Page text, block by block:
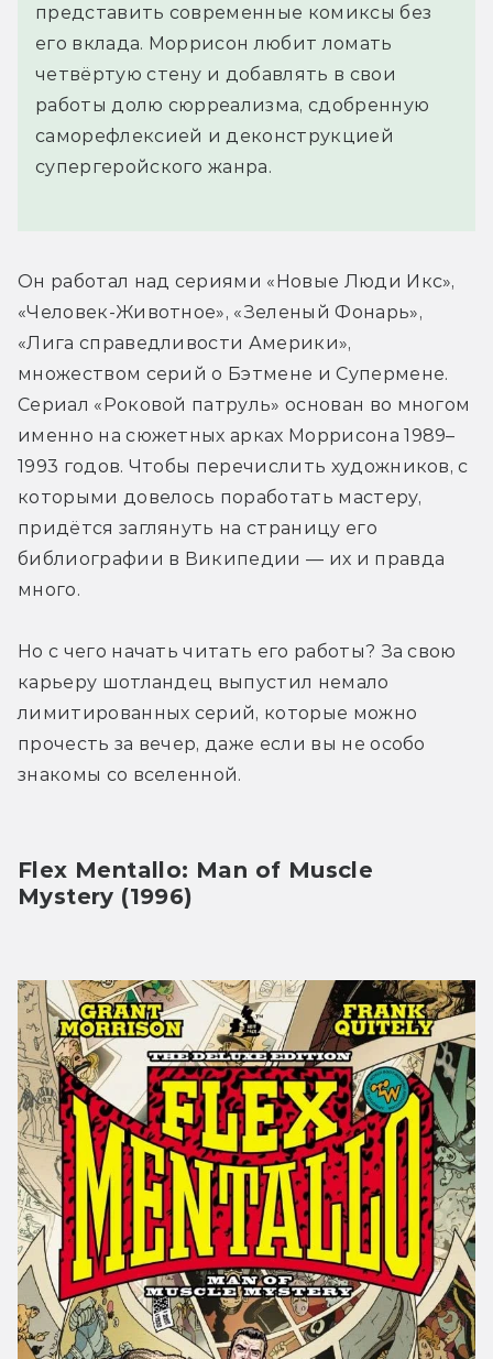
представить современные комиксы без
его вклада. Моррисон любит ломать
четвёртую стену и добавлять в свои
работы долю сюрреализма, сдобренную
саморефлексией и деконструкцией
супергеройского жанра.
Он работал над сериями «Новые Люди Икс»,
«Человек-Животное», «Зеленый Фонарь»,
«Лига справедливости Америки»,
множеством серий о Бэтмене и Супермене.
Сериал «Роковой патруль» основан во многом
именно на сюжетных арках Моррисона 1989–
1993 годов. Чтобы перечислить художников, с
которыми довелось поработать мастеру,
придётся заглянуть на страницу его
библиографии в Википедии — их и правда
много.
Но с чего начать читать его работы? За свою
карьеру шотландец выпустил немало
лимитированных серий, которые можно
прочесть за вечер, даже если вы не особо
знакомы со вселенной.
Flex Mentallo: Man of Muscle
Mystery (1996)